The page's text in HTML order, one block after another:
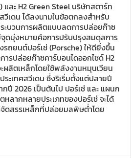
และ H2 Green Steel บริษัทสตาร์ท
ดน ได้ลงนามในข้อตกลงสำหรับ
ะบวนการผลิตแบบลดการปล่อยก๊าซ
จุดมุ่งหมายคือการปรับปรุงสมดุลการ
รถยนต์ปอร์เช่ (Porsche) ให้ดียิ่งขึ้น
ารปล่อยก๊าซคาร์บอนไดออกไซด์ H2
ผลิตเหล็กโดยใช้พลังงานหมุนเวียน
ระเทศสวีเดน ซึ่งริเริ่มตั้งแต่ปลายปี
ปี 2026 เป็นต้นไป ปอร์เช่ และ แผนก
ลากหลายประเภทของปอร์เช่ จะได้
ดสรรเหล็กที่ปล่อยมลพิษต่ำโดย